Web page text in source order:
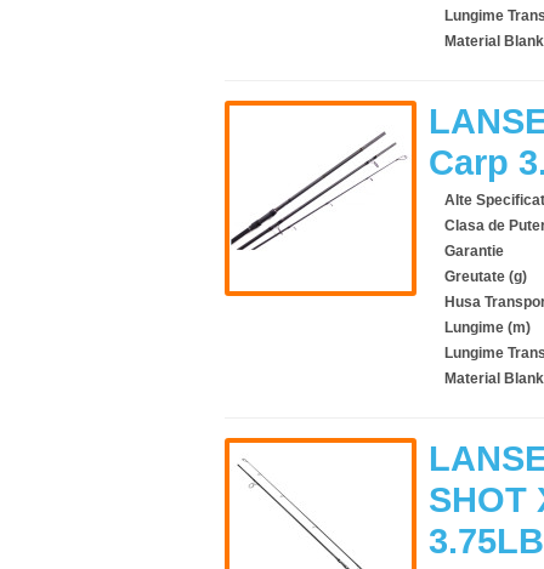
Lungime
Material Blank
Carp
Alte
Clasa de
Garantie
Greutate (g)
Husa
Lungime (m)
Lungime
Material Blank
SHOT